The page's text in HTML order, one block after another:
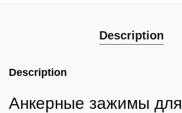
Description
Description
Анкерные зажимы для